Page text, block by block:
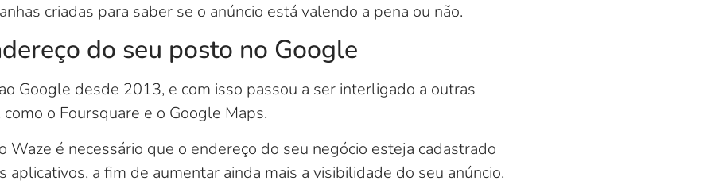
criadas para saber se o anúncio está valendo a pena ou não.
do seu posto no Google
Google desde 2013, e com isso passou a ser interligado a outras
o Foursquare e o Google Maps.
Waze é necessário que o endereço do seu negócio esteja cadastrado
a fim de aumentar ainda mais a visibilidade do seu anúncio.